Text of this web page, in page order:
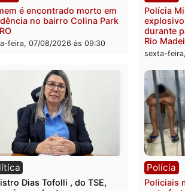
Polícia
Homem é encontrado morto em
residência no bairro Colina Park
em RO
sexta-feira, 07/08/2026 às 09:30